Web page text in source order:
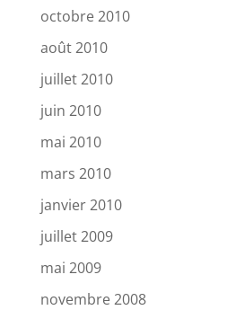
octobre 2010
août 2010
juillet 2010
juin 2010
mai 2010
mars 2010
janvier 2010
juillet 2009
mai 2009
novembre 2008